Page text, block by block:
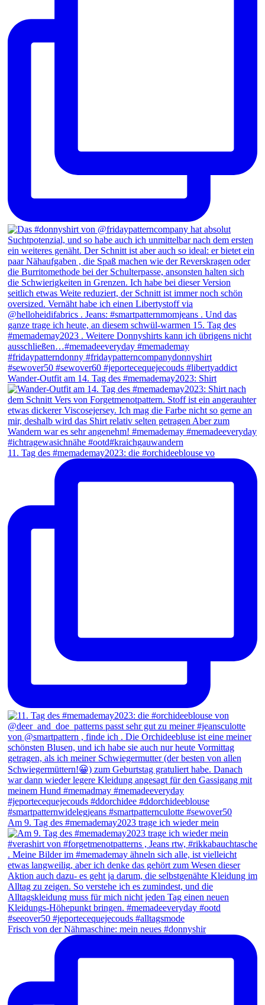
Wander-Outfit am 14. Tag des #memademay2023: Shirt
11. Tag des #memademay2023: die #orchideeblouse vo
Am 9. Tag des #memademay2023 trage ich wieder mein
Frisch von der Nähmaschine: mein neues #donnyshir